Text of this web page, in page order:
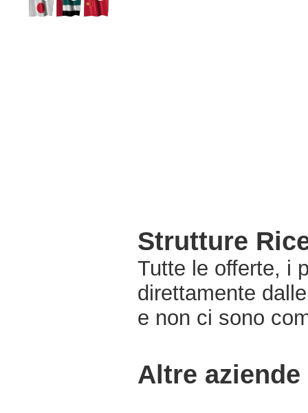
Strutture
Tutte le offerte, i
direttamente
e non ci sono
Altre